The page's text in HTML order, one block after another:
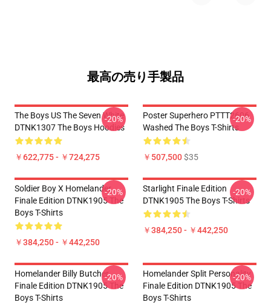
最高の売り手製品
The Boys US The Seven White
DTNK1307 The Boys Hoodies
￥622,775 - ￥724,275
-20%
Poster Superhero PTTT2606
Washed The Boys T-Shirts
￥507,500$35
-20%
Soldier Boy X Homelander
Finale Edition DTNK1905 The
Boys T-Shirts
￥384,250 - ￥442,250
-20%
Starlight Finale Edition
DTNK1905 The Boys T-Shirts
￥384,250 - ￥442,250
-20%
Homelander Billy Butcher
Finale Edition DTNK1905 The
Boys T-Shirts
-20%
Homelander Split Personality
Finale Edition DTNK1905 The
Boys T-Shirts
-20%